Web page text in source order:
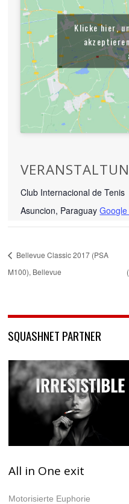
Club Internacional de Tenis
Asuncion, Paraguay
Klicke hier,
Bellevue Classic 2017 (PSA
M100), Bellevue
SQUASHNET PARTNER
All in One exit
Motorisierte Euphorie